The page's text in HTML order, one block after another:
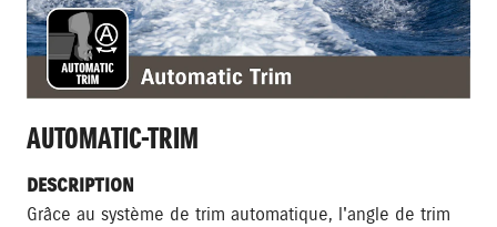
AUTOMATIC-TRIM
DESCRIPTION
Grâce au système de trim automatique, l'angle de trim